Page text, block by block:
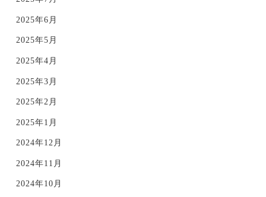
2025年6月
2025年5月
2025年4月
2025年3月
2025年2月
2025年1月
2024年12月
2024年11月
2024年10月